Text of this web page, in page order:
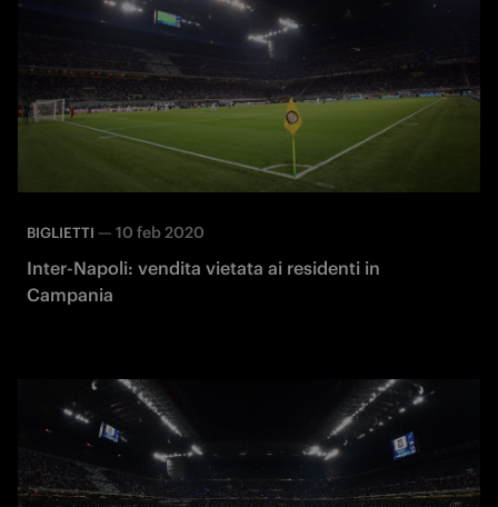
BIGLIETTI — 10 feb 2020
Inter-Napoli: vendita vietata ai residenti in
Campania